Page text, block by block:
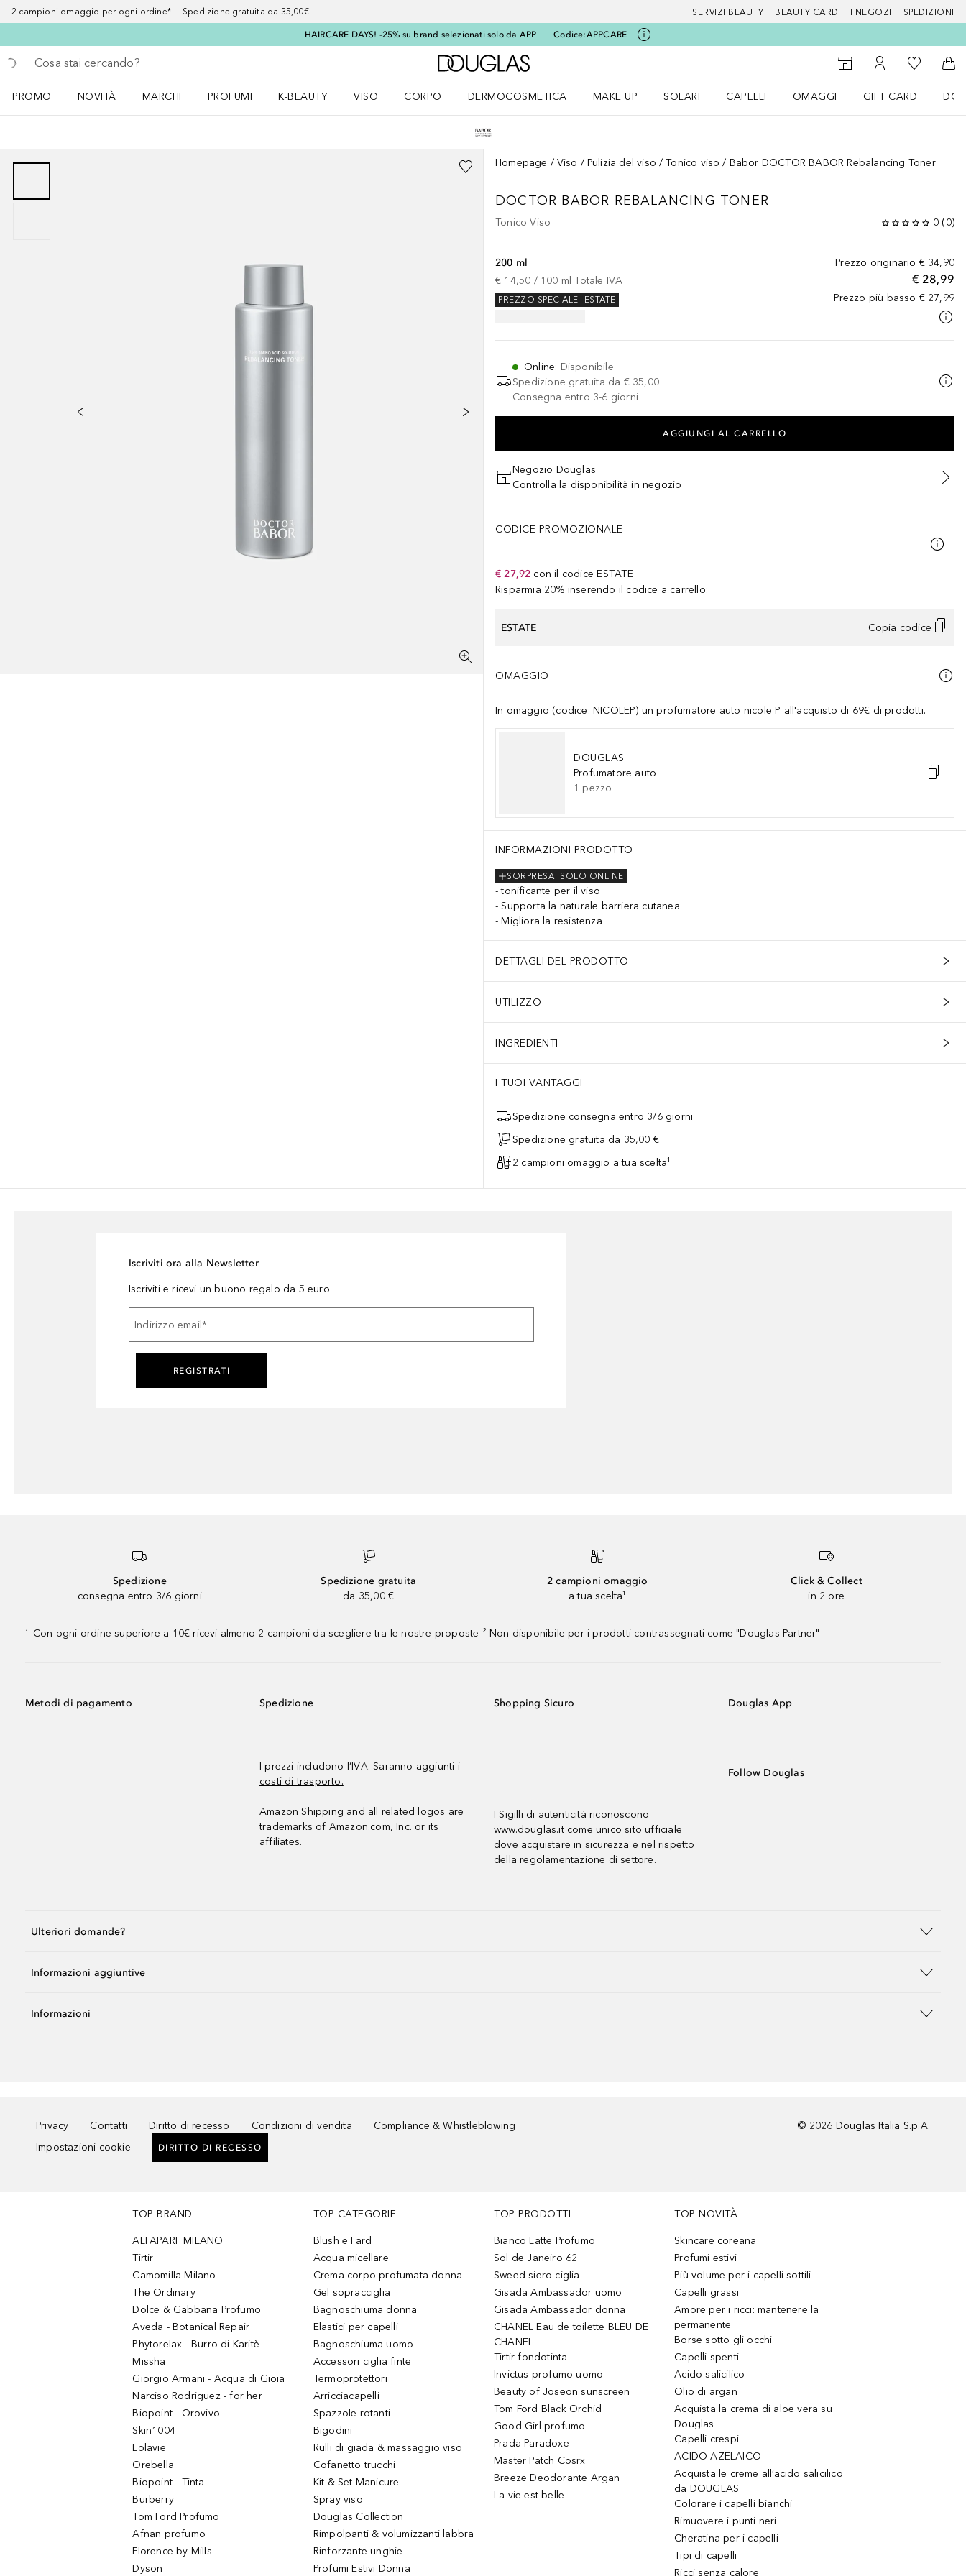
2 campioni omaggio per ogni ordine* Spedizione gratuita da 35,00€ SERVIZI BEAUTY BEAUTY CARD I NEGOZI SPEDIZIONI
HAIRCARE DAYS! -25% su brand selezionati solo da APP Codice:APPCARE
Torna indietro
Esegui ricerca
A Douglas Home
StorefinderAl Mio Account
Alla Mia
Al
PROMO
NOVITÀ
MARCHI
PROFUMI
K-BEAUTY
VISO
CORPO
DERMOCOSMETICA
MAKE UP
SOLARI
CAPELLI
OMAGGI
GIFT CARD
Homepage Viso Pulizia del viso Tonico viso Babor DOCTOR BABOR Rebalancing Toner
DOCTOR BABOR REBALANCING TONER
Tonico Viso 0 (0)
Prezzo originario € 34,90
€ 28,99
Prezzo più basso € 27,99
200 ml
€ 14,50 / 100 ml Totale IVA
ESTATE
PREZZO SPECIALE
Online: Disponibile
Spedizione gratuita da € 35,00
Consegna entro 3-6 giorni
AGGIUNGI AL CARRELLO
Negozio Douglas
Controlla la disponibilità in negozio
CODICE PROMOZIONALE
€ 27,92 con il codice ESTATE
Risparmia 20% inserendo il codice a carrello:
ESTATE Copia codice
OMAGGIO
In omaggio (codice: NICOLEP) un profumatore auto nicole P all'acquisto di 69€ di prodotti.
DOUGLAS
Profumatore auto
1 pezzo
INFORMAZIONI PRODOTTO
SOLO ONLINE
SORPRESA
tonificante per il viso
Supporta la naturale barriera cutanea
Migliora la resistenza
DETTAGLI DEL PRODOTTO
UTILIZZO
INGREDIENTI
I TUOI VANTAGGI
Spedizione consegna entro 3/6 giorni
Spedizione gratuita da 35,00 €
2 campioni omaggio a tua scelta¹
Iscriviti ora alla Newsletter
Iscriviti e ricevi un buono regalo da 5 euro
Indirizzo email *
REGISTRATI
Spedizione
consegna entro 3/6 giorni
Spedizione gratuita
da 35,00 €
2 campioni omaggio
a tua scelta¹
Click & Collect
in 2 ore
¹ Con ogni ordine superiore a 10€ ricevi almeno 2 campioni da scegliere tra le nostre proposte ² Non disponibile per i prodotti contrassegnati come "Douglas Partner"
Metodi di pagamento Spedizione
I prezzi includono l’IVA. Saranno aggiunti i
costi di trasporto.
Amazon Shipping and all related logos are
trademarks of Amazon.com, Inc. or its
affiliates.
Shopping Sicuro
I Sigilli di autenticità riconoscono
www.douglas.it come unico sito ufficiale
dove acquistare in sicurezza e nel rispetto
della regolamentazione di settore.
Douglas App
Follow Douglas
Ulteriori domande?
Informazioni aggiuntive
Informazioni
Privacy Contatti Diritto di recesso Condizioni di vendita
Compliance & Whistleblowing
Impostazioni cookie
DIRITTO DI RECESSO
© 2026 Douglas Italia S.p.A.
TOP BRAND
ALFAPARF MILANO
Tirtir
Camomilla Milano
The Ordinary
Dolce & Gabbana Profumo
Aveda - Botanical Repair
Phytorelax - Burro di Karitè
Missha
Giorgio Armani - Acqua di Gioia
Narciso Rodriguez - for her
Biopoint - Orovivo
Skin1004
Lolavie
Orebella
Biopoint - Tinta
Burberry
Tom Ford Profumo
Afnan profumo
Florence by Mills
Dyson
TOP CATEGORIE
Blush e Fard
Acqua micellare
Crema corpo profumata donna
Gel sopracciglia
Bagnoschiuma donna
Elastici per capelli
Bagnoschiuma uomo
Accessori ciglia finte
Termoprotettori
Arricciacapelli
Spazzole rotanti
Bigodini
Rulli di giada & massaggio viso
Cofanetto trucchi
Kit & Set Manicure
Spray viso
Douglas Collection
Rimpolpanti & volumizzanti labbra
Rinforzante unghie
Profumi Estivi Donna
TOP PRODOTTI
Bianco Latte Profumo
Sol de Janeiro 62
Sweed siero ciglia
Gisada Ambassador uomo
Gisada Ambassador donna
CHANEL Eau de toilette BLEU DE
CHANEL
Tirtir fondotinta
Invictus profumo uomo
Beauty of Joseon sunscreen
Tom Ford Black Orchid
Good Girl profumo
Prada Paradoxe
Master Patch Cosrx
Breeze Deodorante Argan
La vie est belle
TOP NOVITÀ
Skincare coreana
Profumi estivi
Più volume per i capelli sottili
Capelli grassi
Amore per i ricci: mantenere la
permanente
Borse sotto gli occhi
Capelli spenti
Acido salicilico
Olio di argan
Acquista la crema di aloe vera su
Douglas
Capelli crespi
ACIDO AZELAICO
Acquista le creme all’acido salicilico
da DOUGLAS
Colorare i capelli bianchi
Rimuovere i punti neri
Cheratina per i capelli
Tipi di capelli
Ricci senza calore